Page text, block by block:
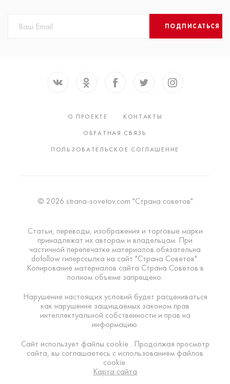
ПОДПИСАТЬСЯ
О ПРОЕКТЕ
КОНТАКТЫ
ОБРАТНАЯ СВЯЗЬ
ПОЛЬЗОВАТЕЛЬСКОЕ СОГЛАШЕНИЕ
© 2026 strana-sovetov.com "Страна советов"
Статьи, переводы, изображения и торговые марки
принадлежат их авторам и владельцам. При
частичной перепечатке материалов обязательна
dofollow гиперссылка на сайт "Страна Советов".
Копирование материалов сайта Страна Советов в
полном объеме запрещено.
Нарушение настоящих условий будет расцениваться
как нарушение защищаемых законом прав
интеллектуальной собственности и прав на
информацию.
Сайт использует файлы cookie . Продолжая просмотр
сайта, вы соглашаетесь с использованием файлов
cookie.
Карта сайта